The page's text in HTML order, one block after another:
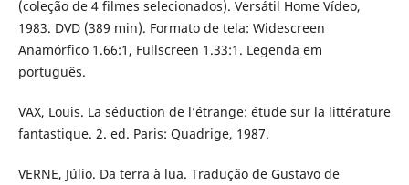
(coleção de 4 filmes selecionados). Versátil Home Vídeo,
1983. DVD (389 min). Formato de tela: Widescreen
Anamórfico 1.66:1, Fullscreen 1.33:1. Legenda em
português.
VAX, Louis. La séduction de l’étrange: étude sur la littérature
fantastique. 2. ed. Paris: Quadrige, 1987.
VERNE, Júlio. Da terra à lua. Tradução de Gustavo de